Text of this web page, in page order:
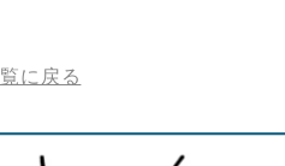
に戻る